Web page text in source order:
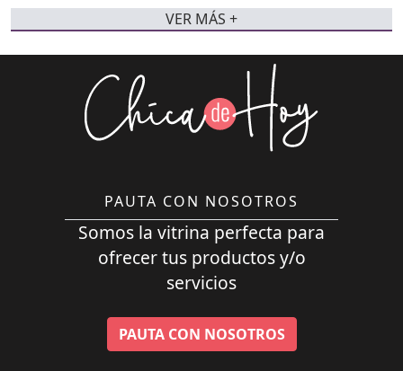
VER MÁS +
PAUTA CON NOSOTROS
Somos la vitrina perfecta para
ofrecer tus productos y/o
servicios
PAUTA CON NOSOTROS